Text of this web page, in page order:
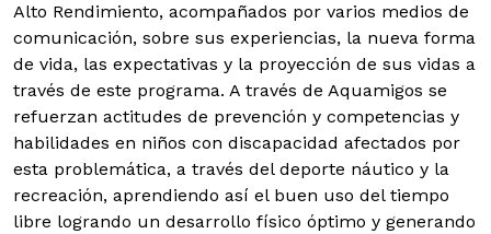
Alto Rendimiento, acompañados por varios medios de
comunicación, sobre sus experiencias, la nueva forma
de vida, las expectativas y la proyección de sus vidas a
través de este programa. A través de Aquamigos se
refuerzan actitudes de prevención y competencias y
habilidades en niños con discapacidad afectados por
esta problemática, a través del deporte náutico y la
recreación, aprendiendo así el buen uso del tiempo
libre logrando un desarrollo físico óptimo y generando